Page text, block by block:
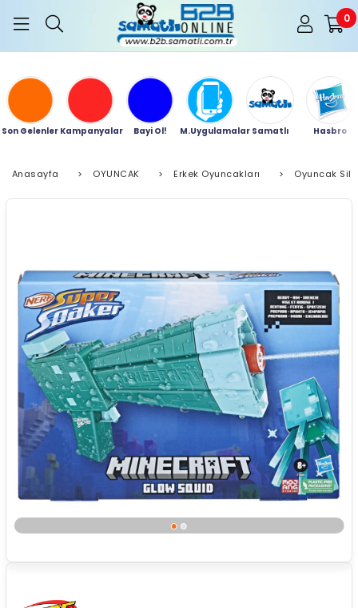
0
Son Gelenler Kampanyalar Bayi Ol! M.Uygulamalar Samatlı Hasbro
Anasayfa > OYUNCAK > Erkek Oyuncakları > Oyuncak